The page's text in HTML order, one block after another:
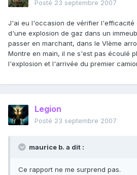
Posté 23 septembre 2007
J'ai eu l'occasion de vérifier l'efficacité
d'une explosion de gaz dans un
passer en marchant, dans le VIème
Montre en main, il ne s'est pas écoulé
l'explosion et l'arrivée du premier
Legion
Posté 23 septembre 2007
maurice b. a dit :
Ce rapport ne me surprend pas.